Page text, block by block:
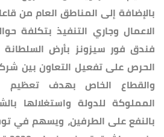
بالإضافة إلى المناطق العام من
فندق فور سيزونز بأرض
الحرص على تفعيل التعاون بين
والقطاع الخاص بهدف تعظيم
المملوكة للدولة واستغلالها
بالنفع على الطرفين، ويسهم في